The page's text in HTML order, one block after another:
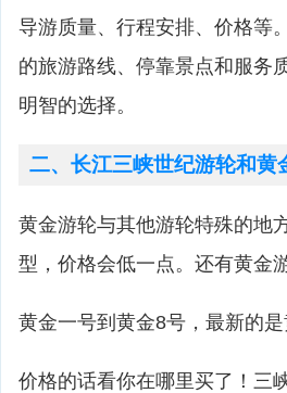
导游质量、行程安排、价格等
的旅游路线、停靠景点和服务
明智的选择。
二、长江三峡世纪游轮和黄
黄金游轮与其他游轮特殊的地
型，价格会低一点。还有黄金
黄金一号到黄金8号，最新的
价格的话看你在哪里买了！三